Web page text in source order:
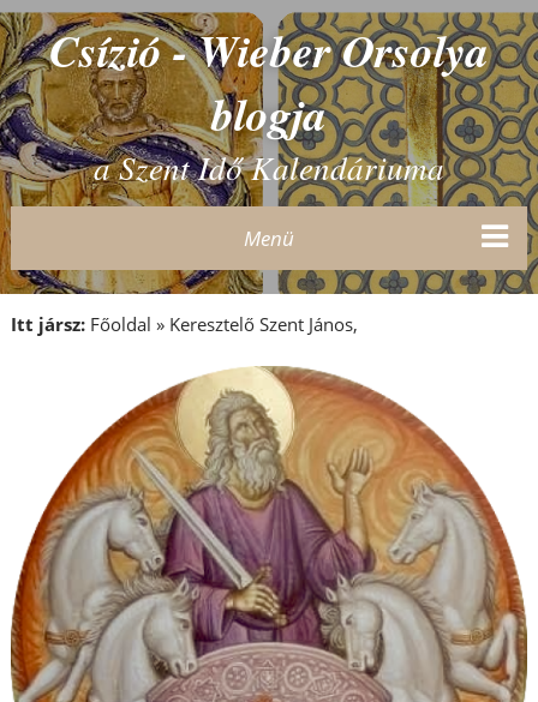
Csízió - Wieber Orsolya
blogja
a Szent Idő Kalendáriuma
Menü
Itt jársz: Főoldal » Keresztelő Szent János,